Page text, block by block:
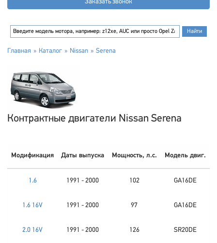
Заказать звонок
Главная Каталог Nissan Serena
Контрактные двигатели Nissan Serena
Модификация Даты выпуска Мощность, л.с. Модель двиг.
1.6 1991 - 2000 102 GA16DE
1.6 16V 1991 - 2000 97 GA16DE
2.0 16V 1991 - 2000 126 SR20DE